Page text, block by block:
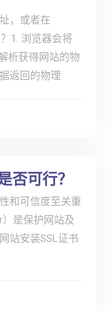
，或者在
1. 浏览器会将
析获得网站的物
返回的物理
否可行？
和可信度至关重
是保护网站及
站安装SSL证书